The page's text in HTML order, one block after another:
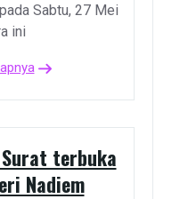
Sabtu, 27 Mei
ini
terbuka
Nadiem